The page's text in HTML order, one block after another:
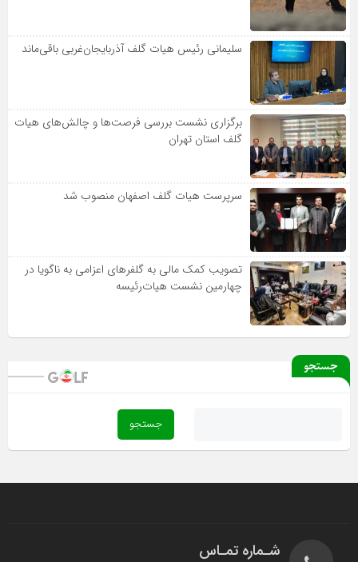
سلیمانی رئیس هیات گلف آذربایجان‌غربی باقی‌ماند
برگزاری نشست بررسی فرصت‌ها و چالش‌های هیات
گلف استان تهران
سرپرست هیات گلف اصفهان منصوب شد
تصویب کمک مالی به گلفرهای اعزامی به ناگویا در
چهارمین نشست هیات‌رئیسه
جستجو
شـماره تمـاس